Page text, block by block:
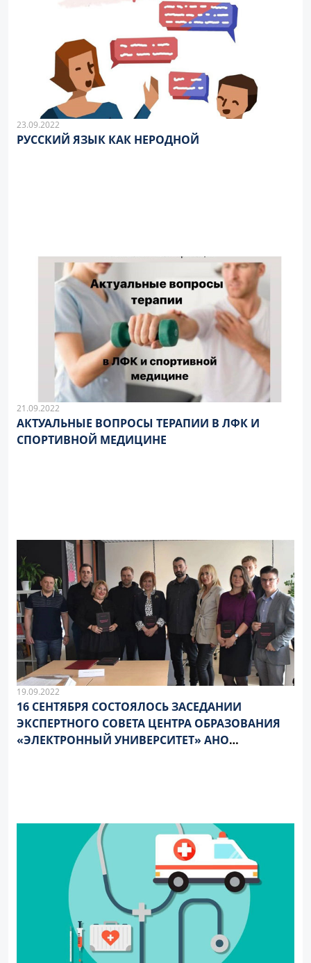
23.09.2022
РУССКИЙ ЯЗЫК КАК НЕРОДНОЙ
21.09.2022
АКТУАЛЬНЫЕ ВОПРОСЫ ТЕРАПИИ В ЛФК И
СПОРТИВНОЙ МЕДИЦИНЕ
19.09.2022
16 СЕНТЯБРЯ СОСТОЯЛОСЬ ЗАСЕДАНИИ
ЭКСПЕРТНОГО СОВЕТА ЦЕНТРА ОБРАЗОВАНИЯ
«ЭЛЕКТРОННЫЙ УНИВЕРСИТЕТ» АНО